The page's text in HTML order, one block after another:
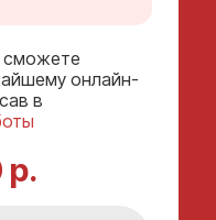
р.
сможете
онлайн-
в